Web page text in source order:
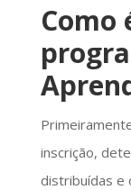
Como
inscrição,
distribuídas e